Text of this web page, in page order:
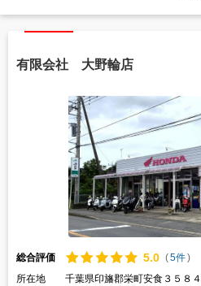
有限会社 大野輪店
総合評価 5.0 (5件)
所在地
千葉県印旛郡栄町安食３５８４